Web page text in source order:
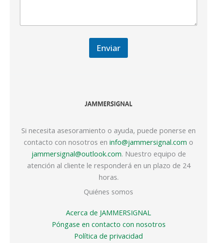
Enviar
Si necesita asesoramiento o ayuda, puede ponerse en
contacto con nosotros en info@jammersignal.com o
jammersignal@outlook.com. Nuestro equipo de
atención al cliente le responderá en un plazo de 24
horas.
Quiénes somos
Acerca de JAMMERSIGNAL
Póngase en contacto con nosotros
Política de privacidad